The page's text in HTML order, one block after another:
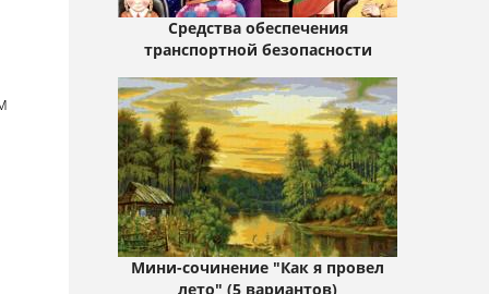
Средства обеспечения
транспортной безопасности
Мини-сочинение "Как я провел
лето" (5 вариантов)